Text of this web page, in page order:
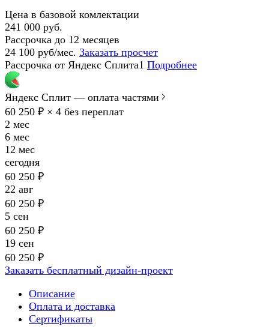
Цена в базовой комлектации
241 000 руб.
Рассрочка до 12 месяцев
24 100 руб/мес. Заказать просчет
Рассрочка от Яндекс Сплита1 Подробнее
Яндекс Сплит — оплата частями
60 250 ₽ × 4 без переплат
2 мес
6 мес
12 мес
сегодня
60 250 ₽
22 авг
60 250 ₽
5 сен
60 250 ₽
19 сен
60 250 ₽
Заказать бесплатный дизайн-проект
Описание
Оплата и доставка
Сертификаты